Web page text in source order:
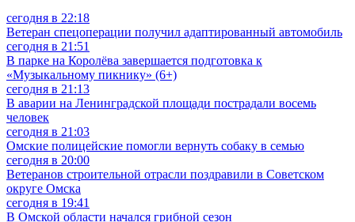
сегодня в 22:18
Ветеран спецоперации получил адаптированный автомобиль
сегодня в 21:51
В парке на Королёва завершается подготовка к
«Музыкальному пикнику» (6+)
сегодня в 21:13
В аварии на Ленинградской площади пострадали восемь
человек
сегодня в 21:03
Омские полицейские помогли вернуть собаку в семью
сегодня в 20:00
Ветеранов строительной отрасли поздравили в Советском
округе Омска
сегодня в 19:41
В Омской области начался грибной сезон